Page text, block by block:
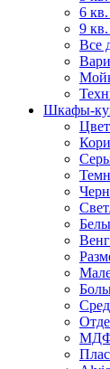
6
9
Все
Шкафы-
Цвет